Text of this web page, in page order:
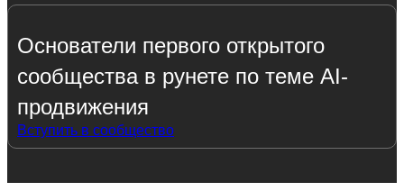
Основатели первого открытого
сообщества в рунете по теме AI-
продвижения
Вступить в сообщество